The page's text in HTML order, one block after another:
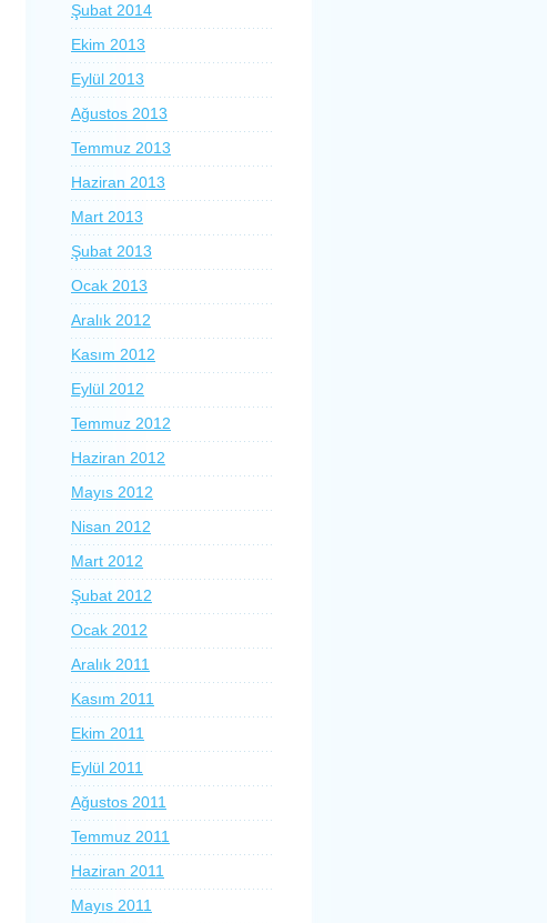
Şubat 2014
Ekim 2013
Eylül 2013
Ağustos 2013
Temmuz 2013
Haziran 2013
Mart 2013
Şubat 2013
Ocak 2013
Aralık 2012
Kasım 2012
Eylül 2012
Temmuz 2012
Haziran 2012
Mayıs 2012
Nisan 2012
Mart 2012
Şubat 2012
Ocak 2012
Aralık 2011
Kasım 2011
Ekim 2011
Eylül 2011
Ağustos 2011
Temmuz 2011
Haziran 2011
Mayıs 2011